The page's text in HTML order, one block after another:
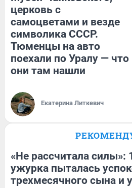
церковь с
самоцветами и везде
символика СССР.
Тюменцы на авто
поехали по Уралу — что
они там нашли
Екатерина Литкевич
«Не рассчитала силы»:
ужурка пыталась
трехмесячного сына и